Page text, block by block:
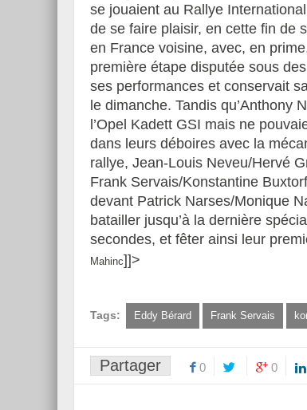
se jouaient au Rallye
de se faire plaisir, en cette fin de
en France voisine, avec, en
première étape disputée sous
ses performances et conservait
le dimanche. Tandis qu’Anthony
l’Opel Kadett GSI mais ne
dans leurs déboires avec la
rallye, Jean-Louis Neveu/Hervé
Frank Servais/Konstantine
devant Patrick Narses/Monique
batailler jusqu’à la dernière
secondes, et fêter ainsi leur
Mahinc]]>
Tags: Eddy Bérard Frank Servais
Partager 0 0